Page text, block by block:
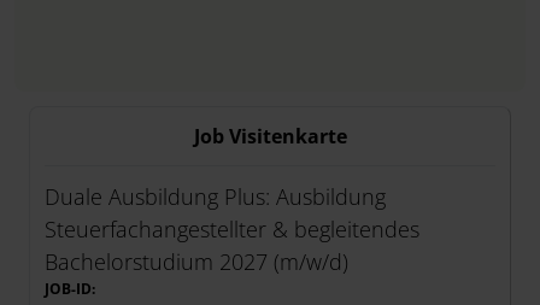
Job Visitenkarte
Duale Ausbildung Plus: Ausbildung
Steuerfachangestellter & begleitendes
Bachelorstudium 2027 (m/w/d)
JOB-ID: